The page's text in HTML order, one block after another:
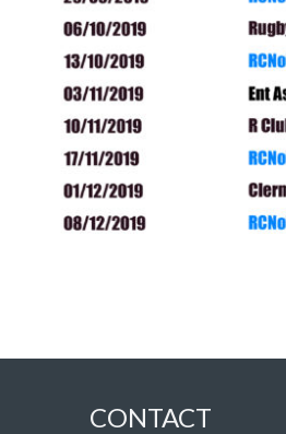
CONTACT